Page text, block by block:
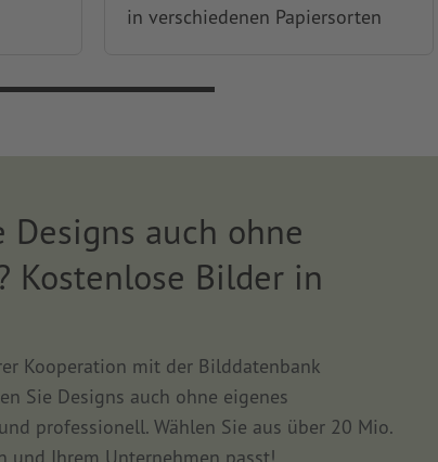
in verschiedenen Papiersorten
Designs auch ohne
Kostenlose Bilder in
Kooperation mit der Bilddatenbank
Sie Designs auch ohne eigenes
professionell. Wählen Sie aus über 20 Mio.